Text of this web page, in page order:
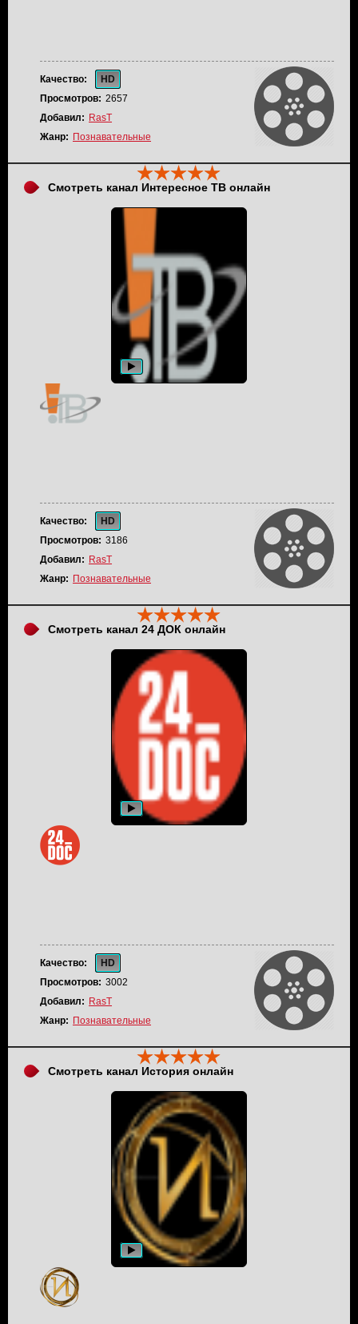
Качество:
HD
Просмотров: 2657
Добавил: RasT
Жанр: Познавательные
Смотреть канал Интересное ТВ онлайн
Качество:
HD
Просмотров: 3186
Добавил: RasT
Жанр: Познавательные
Смотреть канал 24 ДОК онлайн
Качество:
HD
Просмотров: 3002
Добавил: RasT
Жанр: Познавательные
Смотреть канал История онлайн